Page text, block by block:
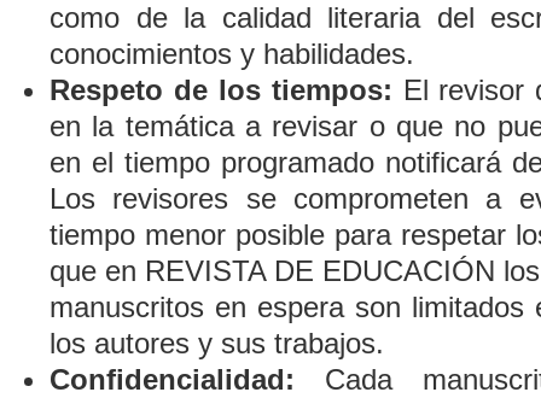
como de la calidad literaria del
conocimientos y habilidades.
Respeto de los tiempos: El revisor
en la temática a revisar o que no
en el tiempo programado notificará
Los revisores se comprometen a
tiempo menor posible para respetar
que en REVISTA DE EDUCACIÓN
manuscritos en espera son
los autores y sus trabajos.
Confidencialidad: Cada